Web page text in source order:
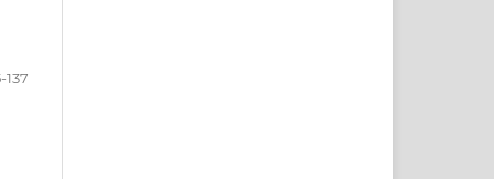
137